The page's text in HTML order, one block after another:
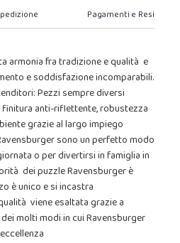
Pagamenti e Resi
armonia fra tradizione e qualità e
e soddisfazione incomparabili.
Pezzi sempre diversi
anti-riflettente, robustezza
grazie al largo impiego
sono un perfetto modo
o per divertirsi in famiglia in
dei puzzle Ravensburger è
è unico e si incastra
viene esaltata grazie a
molti modi in cui Ravensburger